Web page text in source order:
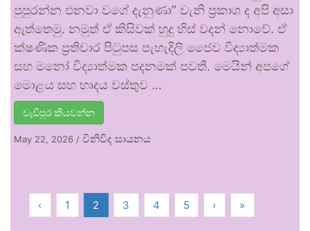
පුපුරන්න එනවා වගේ දැනුණා” වැනි ප්‍රකාශ ද අපි අසා
ඇත්තෙමු. නමුත් ඒ කිසිවක් හුදු හිස් වදන් නොවේ. ඒ
ක්ෂණික ප්‍රතිචාර පිටුපස පැහැදිලි ජෛව විද්‍යාත්මක
සහ මනෝ විද්‍යාත්මක පදනමක් පවතී. මෙයින් අපගේ
මොළය සහ හෘදය වස්තුව …
වැඩිපුර කියවන්න
May 22, 2026 / විනිවිද සායනය
‹ 1 2 3 4 5 › »